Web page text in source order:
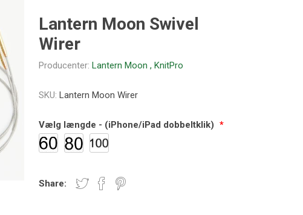
Lantern Moon Swivel
Wirer
Producenter: Lantern Moon , KnitPro
SKU: Lantern Moon Wirer
Vælg længde - (iPhone/iPad dobbeltklik) *
Share: